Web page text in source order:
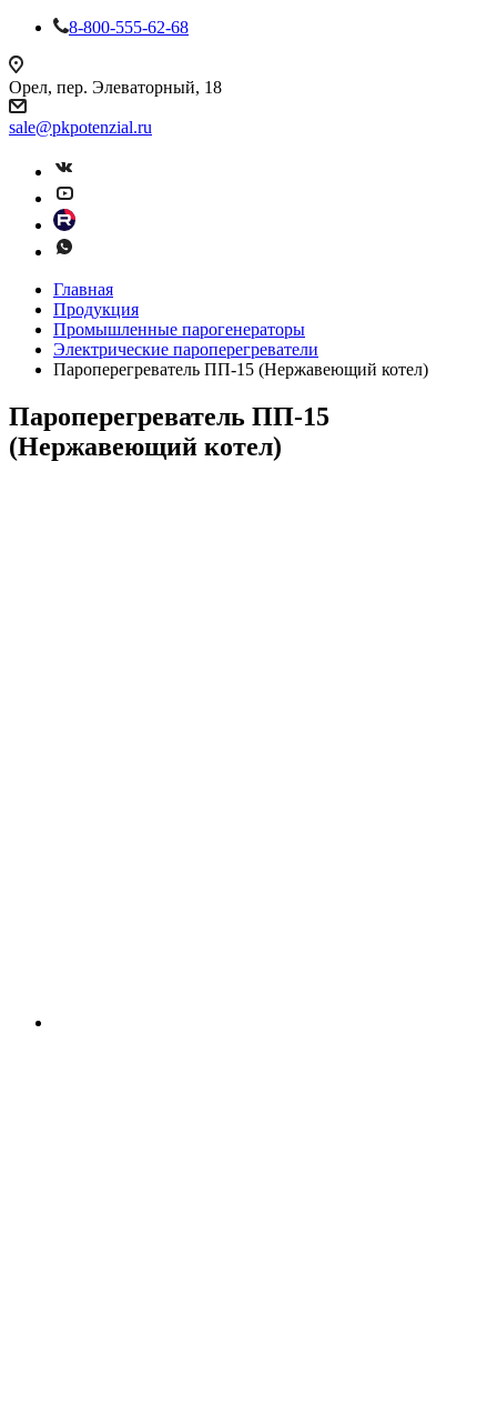
8-800-555-62-68
Орел, пер. Элеваторный, 18
sale@pkpotenzial.ru
Главная
Продукция
Промышленные парогенераторы
Электрические пароперегреватели
Пароперегреватель ПП-15 (Нержавеющий котел)
Пароперегреватель ПП-15
(Нержавеющий котел)